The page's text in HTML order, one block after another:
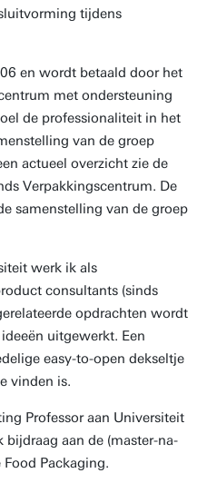
tijdens
en wordt betaald door het
met ondersteuning
de professionaliteit in het
van de groep
actueel overzicht zie de
Verpakkingscentrum. De
samenstelling van de groep
werk ik als
consultants (sinds
opdrachten wordt
uitgewerkt. Een
easy-to-open dekseltje
vinden is.
Professor aan Universiteit
aan de (master-na-
Packaging.